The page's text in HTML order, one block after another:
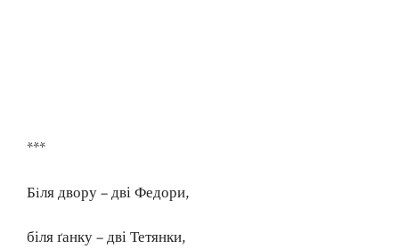
***
Бiля двору – дві Федори,
біля ґанку – дві Тетянки,